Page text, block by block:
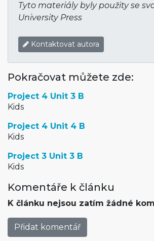
Tyto materiály byly použity se
University Press
Kontaktovat autora
Pokračovat můžete zde:
Project 4 Unit 3 B
Kids
Project 4 Unit 4 B
Kids
Project 3 Unit 3 B
Kids
Komentáře k článku
K článku nejsou zatím žádné
Přidat komentář